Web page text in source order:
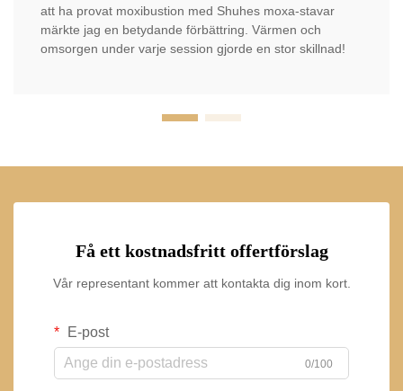
att ha provat moxibustion med Shuhes moxa-stavar
märkte jag en betydande förbättring. Värmen och
omsorgen under varje session gjorde en stor skillnad!
Få ett kostnadsfritt offertförslag
Vår representant kommer att kontakta dig inom kort.
E-post
0/100